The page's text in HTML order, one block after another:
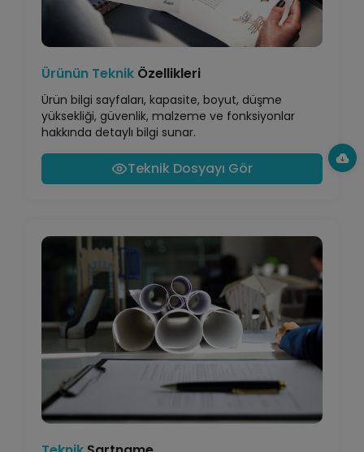
Ürünün Teknik Özellikleri
Ürün bilgi sayfaları, kapasite, boyut, düşme
yüksekliği, güvenlik, malzeme ve fonksiyonlar
hakkında detaylı bilgi sunar.
Teknik Dosyayı Gör